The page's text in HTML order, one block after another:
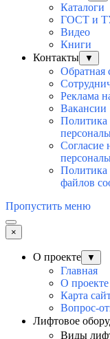
Каталоги
ГОСТ и
Видео
Книги
Контакты
▼
Обратная
Реклама
Вакансии
Политика
Согласие
Политика
файлов
Пропустить меню
×
О проекте ▼
Главная
О проекте
Карта
Вопрос-
Лифтовое
Виды